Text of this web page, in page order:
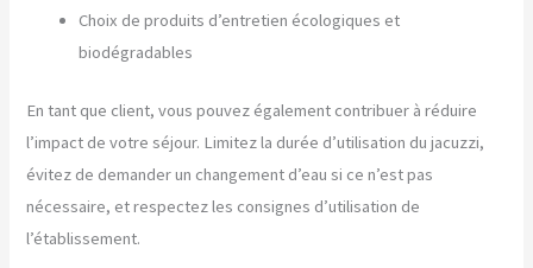
Choix de produits d’entretien écologiques et
biodégradables
En tant que client, vous pouvez également contribuer à réduire
l’impact de votre séjour. Limitez la durée d’utilisation du jacuzzi,
évitez de demander un changement d’eau si ce n’est pas
nécessaire, et respectez les consignes d’utilisation de
l’établissement.